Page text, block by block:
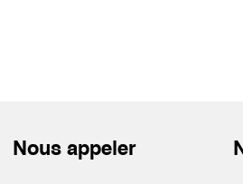
Nous appeler